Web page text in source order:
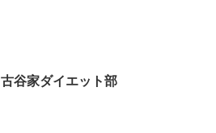
古谷家ダイエット部